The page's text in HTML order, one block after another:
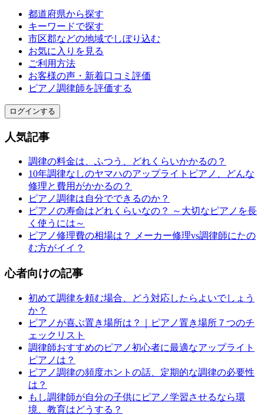
都道府県から探す
キーワードで探す
市区郡などの地域でしぼり込む
お気に入りを見る
ご利用方法
お客様の声・新着口コミ評価
ピアノ調律師を評価する
ログインする
人気記事
調律の料金は、ふつう、どれくらいかかるの？
10年調律なしのヤマハのアップライトピアノ、どんな
修理と費用がかかるの？
ピアノ調律は自分でできるのか？
ピアノの寿命はどれくらいなの？ ～大切なピアノを長
く使うには～
ピアノ修理費の相場は？ メーカー修理vs調律師にたの
む方がイイ？
心者向けの記事
初めて調律を頼む場合、どう対応したらよいでしょう
か？
ピアノが喜ぶ置き場所は？｜ピアノ置き場所７つのチ
ェックリスト
調律師おすすめのピアノ初心者に最適なアップライト
ピアノは？
ピアノ調律の頻度ホントの話、定期的な調律の必要性
は？
もし調律師が自分の子供にピアノ学習させるなら環
境、教育はどうする？